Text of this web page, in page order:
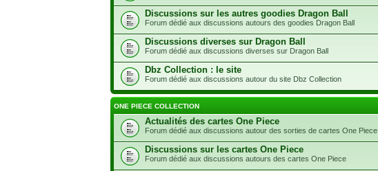
Discussions sur les autres goodies Dragon Ball
Forum dédié aux discussions autours des goodies Dragon Ball
Discussions diverses sur Dragon Ball
Forum dédié aux discussions diverses sur Dragon Ball
Dbz Collection : le site
Forum dédié aux discussions autour du site Dbz Collection
ONE PIECE COLLECTION
Actualités des cartes One Piece
Forum dédié aux discussions autour des sorties de cartes One Piece
Discussions sur les cartes One Piece
Forum dédié aux discussions autours des cartes One Piece